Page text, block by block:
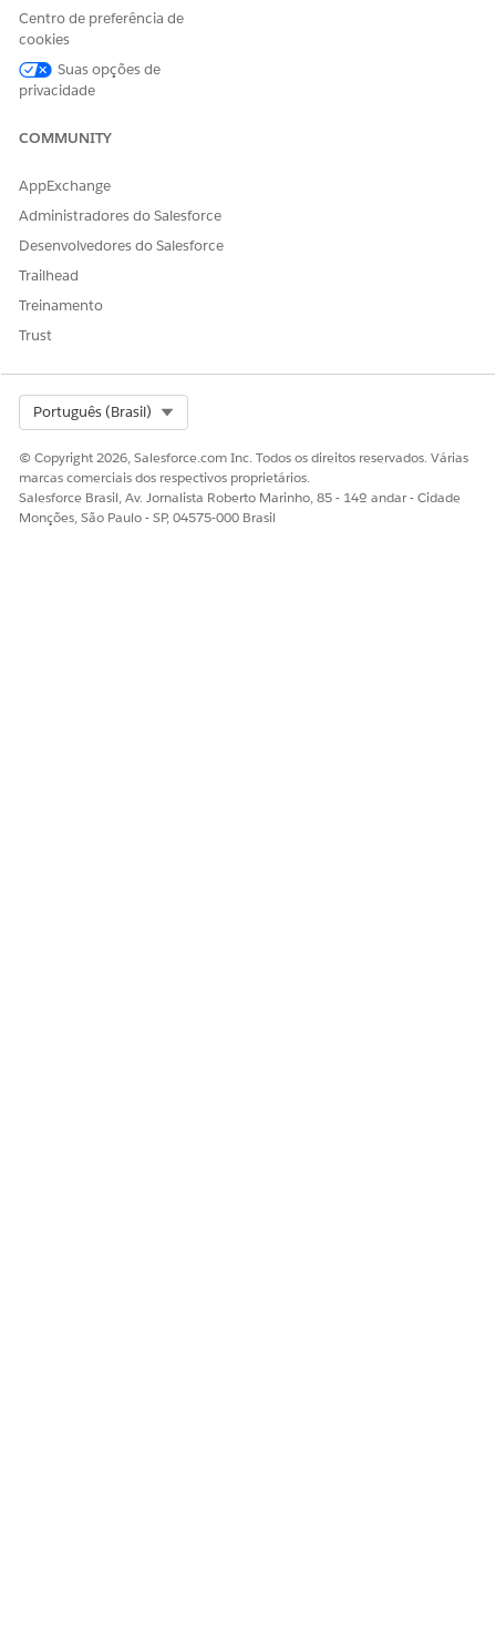
aprovação do gerente é esperado. Use o Flow Builder para
definir a lógica de roteamento personalizada e os fluxos de
trabalho de processamento.
Centro de preferência de
cookies
Suas opções de
privacidade
COMMUNITY
AppExchange
Administradores do Salesforce
Desenvolvedores do Salesforce
Trailhead
Treinamento
Trust
Português (Brasil)
© Copyright 2026, Salesforce.com Inc. Todos os direitos reservados. Várias
marcas comerciais dos respectivos proprietários.
Salesforce Brasil, Av. Jornalista Roberto Marinho, 85 - 14º andar - Cidade
Monções, São Paulo - SP, 04575-000 Brasil